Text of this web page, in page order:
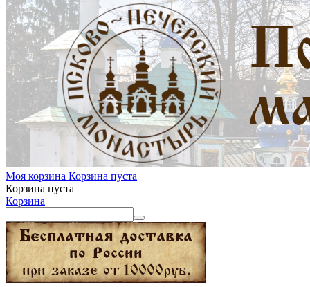
Моя корзина Корзина пуста
Корзина пуста
Корзина